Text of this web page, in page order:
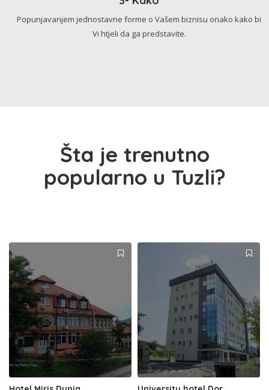
Popunjavanjem jednostavne forme o Vašem biznisu onako kako bi
Vi htjeli da ga predstavite.
Šta je trenutno
popularno u Tuzli?